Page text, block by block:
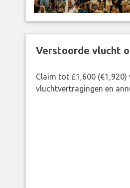
Verstoorde vlucht
Claim tot £1,600
vluchtvertragingen en